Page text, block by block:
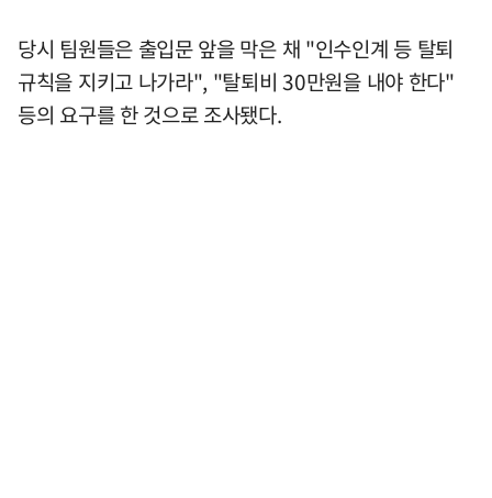
당시 팀원들은 출입문 앞을 막은 채 "인수인계 등 탈퇴
규칙을 지키고 나가라", "탈퇴비 30만원을 내야 한다"
등의 요구를 한 것으로 조사됐다.